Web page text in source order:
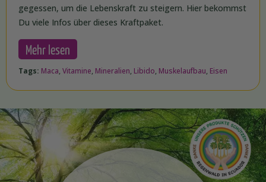
gegessen, um die Lebenskraft zu steigern. Hier bekommst
Du viele Infos über dieses Kraftpaket.
Mehr lesen
Tags: Maca, Vitamine, Mineralien, Libido, Muskelaufbau, Eisen